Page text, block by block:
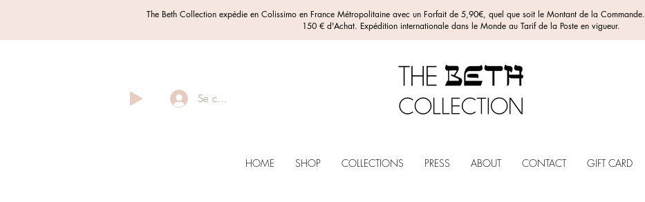
The Beth Collection expédie en Colissimo en France Métropolitaine avec un Forfait de 5,90€, quel que soit le Montant de la Commande.
150 € d'Achat. Expédition internationale dans le Monde au Tarif de la Poste en vigueur.
Se connecter
HOME SHOP COLLECTIONS PRESS ABOUT CONTACT GIFT CARD